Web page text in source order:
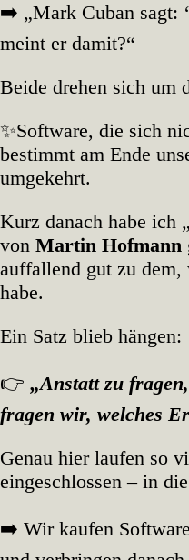
➡️ „Mark Cuban sagt:
meint er damit?“
Beide drehen sich um
✨Software, die sich
bestimmt am Ende
umgekehrt.
Kurz danach habe ich „
von Martin Hofmann
auffallend gut zu dem,
habe.
Ein Satz blieb hängen:
👉 „Anstatt zu
fragen wir, welches
Genau hier laufen so
eingeschlossen – in
➡️ Wir kaufen